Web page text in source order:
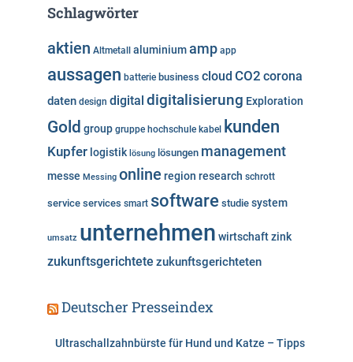
g
r
i
n
Schlagwörter
aktien Altmetall aluminiumamp app
aussagen batterie business cloud CO2 corona
daten design digital digitalisierung Exploration
Gold group gruppe hochschule kabel kunden
Kupfer logistik lösung lösungen management
messe Messing online region research schrott
service services smart software studie system
umsatz unternehmen wirtschaftzink
zukunftsgerichtete zukunftsgerichteten
Deutscher Presseindex
Ultraschallzahnbürste für Hund und Katze – Tipps